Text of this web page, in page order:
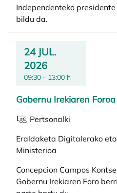
Independenteko
bildu da.
24 JUL.
2026
09:30 - 13:00 h
Gobernu Irekiaren
Pertsonalki
Eraldaketa Digitalerako
Ministerioa
Concepcion Campos
Gobernu Irekiaren Foro